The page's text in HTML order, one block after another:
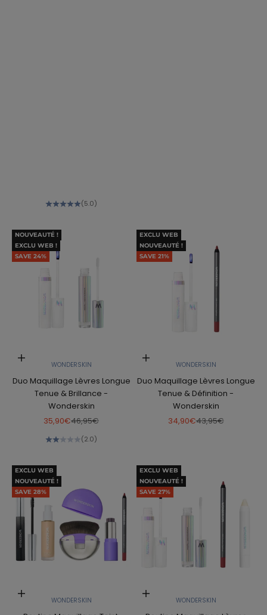
(5.0)
NOUVEAUTÉ !
EXCLU WEB !
SAVE 24%
Choose options
WONDERSKIN
Duo Maquillage Lèvres Longue
Tenue & Brillance -
Wonderskin
Sale price
35,90€Regular price
46,95€
(2.0)
EXCLU WEB
NOUVEAUTÉ !
SAVE 21%
Choose options
WONDERSKIN
Duo Maquillage Lèvres Longue
Tenue & Définition -
Wonderskin
Sale price
34,90€Regular price
43,95€
EXCLU WEB
NOUVEAUTÉ !
SAVE 28%
Choose options
WONDERSKIN
EXCLU WEB
NOUVEAUTÉ !
SAVE 27%
Choose options
WONDERSKIN